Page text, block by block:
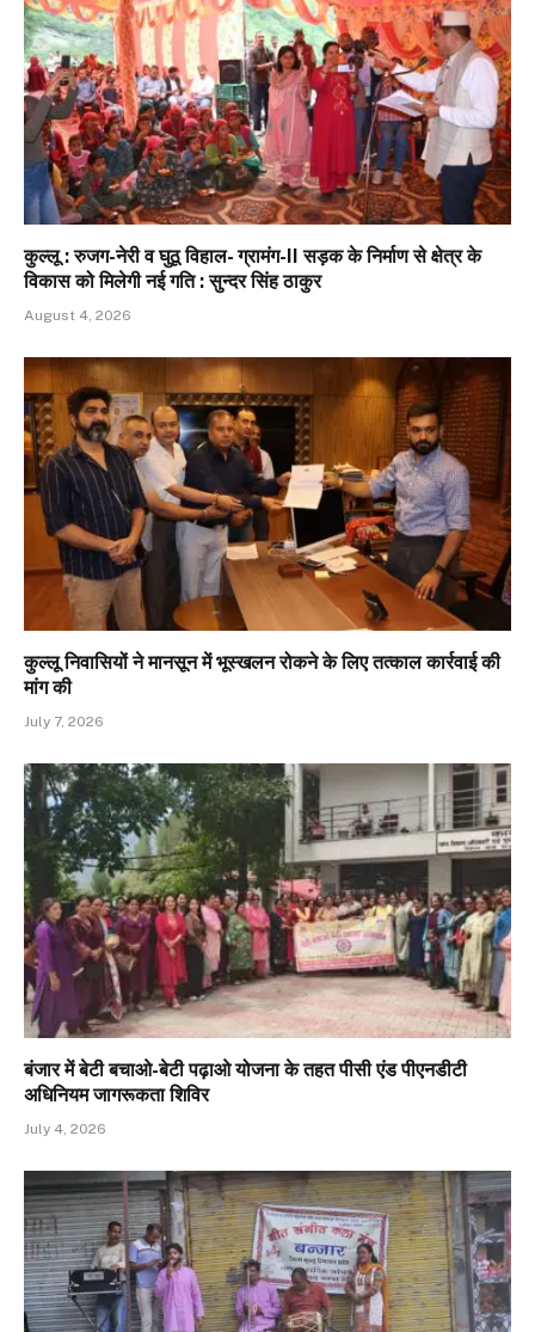
कुल्लू : रुजग-नेरी व घुठू विहाल- ग्रामंग-II सड़क के निर्माण से क्षेत्र के
विकास को मिलेगी नई गति : सुन्दर सिंह ठाकुर
August 4, 2026
कुल्लू निवासियों ने मानसून में भूस्खलन रोकने के लिए तत्काल कार्रवाई की
मांग की
July 7, 2026
बंजार में बेटी बचाओ-बेटी पढ़ाओ योजना के तहत पीसी एंड पीएनडीटी
अधिनियम जागरूकता शिविर
July 4, 2026